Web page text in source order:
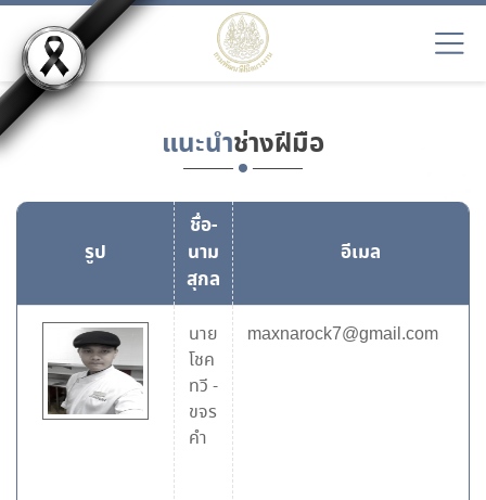
แนะนำช่างฝีมือ
รูป
ชื่อ-
นาม
สุกล
อีเมล
นาย
โชค
ทวี -
ขจร
คำ
maxnarock7@gmail.com